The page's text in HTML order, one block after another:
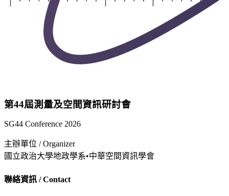
第44屆測量及空間資訊研討會
SG44 Conference 2026
主辦單位 / Organizer
國立政治大學地政學系•中華空間資訊學會
聯絡資訊 / Contact